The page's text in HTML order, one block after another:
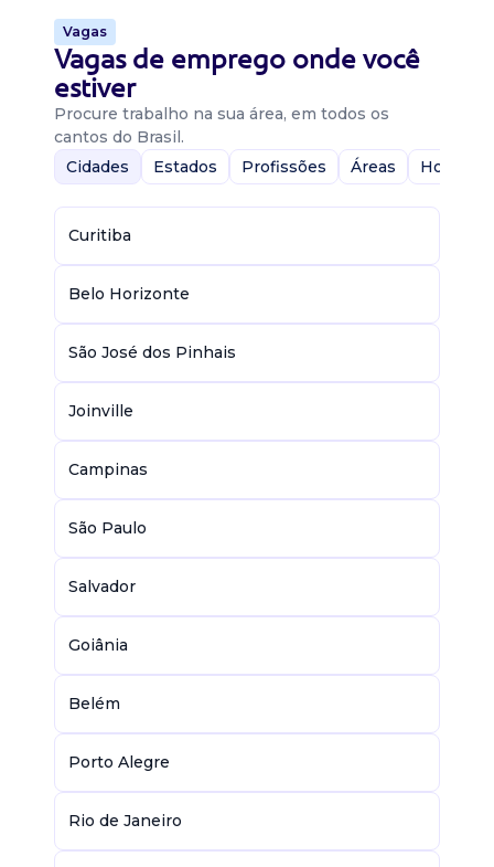
Vagas
Vagas de emprego onde você
estiver
Procure trabalho na sua área, em todos os
cantos do Brasil.
Cidades
Estados Profissões Áreas Home-
Curitiba
Belo Horizonte
São José dos Pinhais
Joinville
Campinas
São Paulo
Salvador
Goiânia
Belém
Porto Alegre
Rio de Janeiro